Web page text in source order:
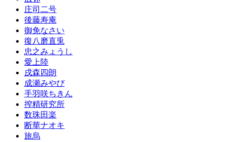
庄司二号
後藤寿庵
御免なさい
復八磨直兎
忠之みょうし
愛上陸
戌森四朗
成瀬みやび
手羽咲ちきん
搾精研究所
数珠田楽
断華ナオキ
旅烏